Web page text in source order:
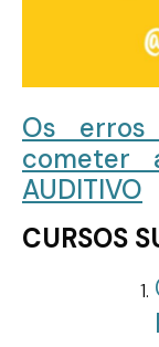
Os erros
cometer
AUDITIVO
CURSOS